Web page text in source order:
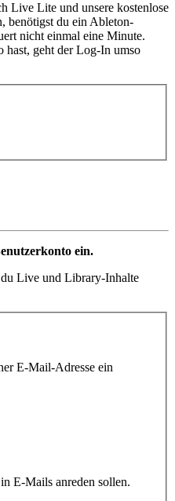
Live Lite und unsere kostenlose
benötigst du ein Ableton-
nicht einmal eine Minute.
hast, geht der Log-In umso
ein.
Live und Library-Inhalte
E-Mail-Adresse ein
E-Mails anreden sollen.